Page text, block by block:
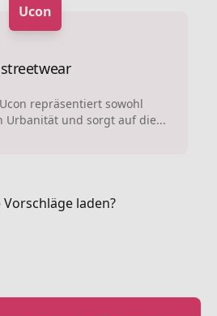
Ucon
streetwear
repräsentiert sowohl
Urbanität und sorgt auf die...
laden?